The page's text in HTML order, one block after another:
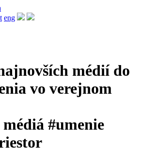
eng
médií do
vo verejnom
#umenie